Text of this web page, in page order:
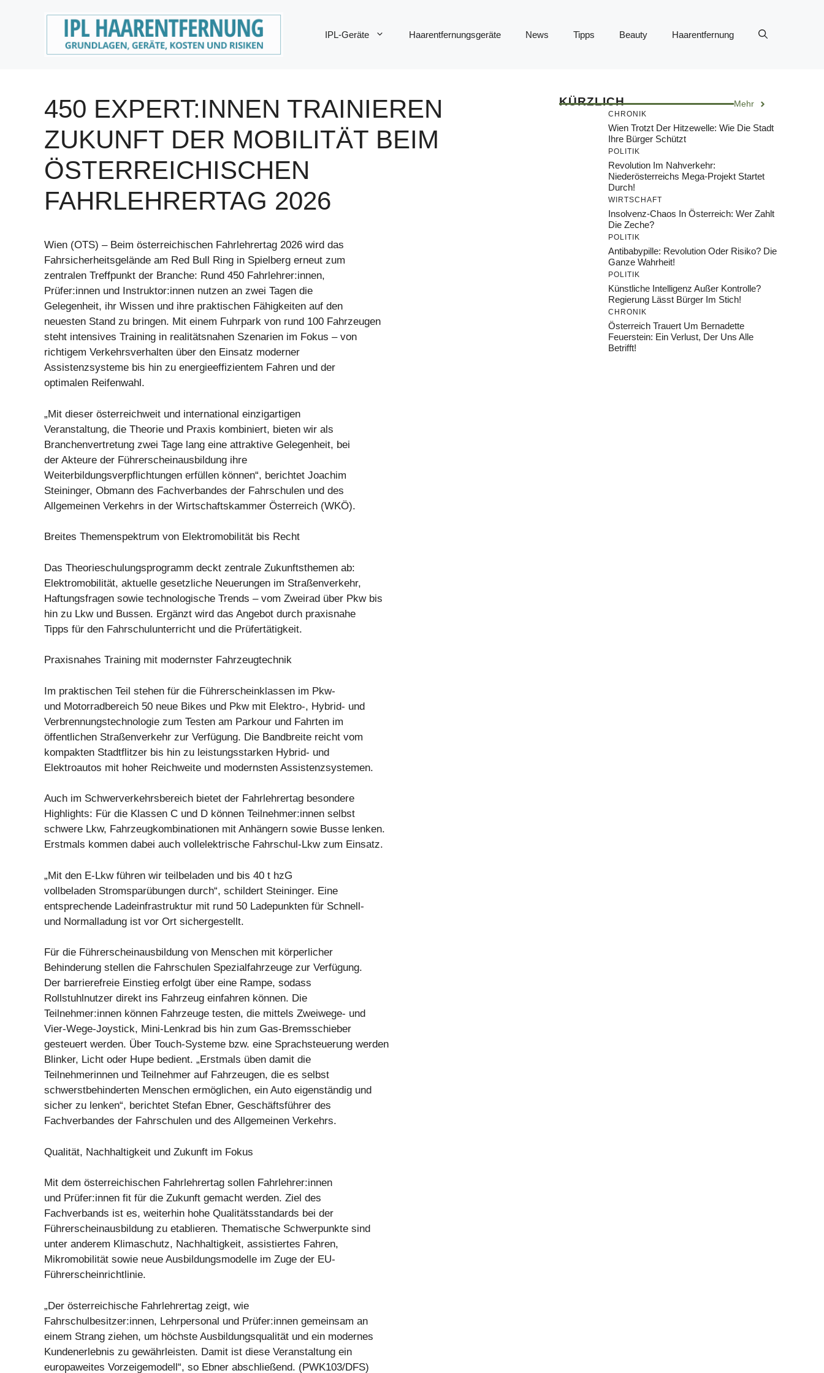
IPL-Geräte Haarentfernungsgeräte News Tipps Beauty Haarentfernung
450 EXPERT:INNEN TRAINIEREN
ZUKUNFT DER MOBILITÄT BEIM
ÖSTERREICHISCHEN
FAHRLEHRERTAG 2026
Wien (OTS) – Beim österreichischen Fahrlehrertag 2026 wird das
Fahrsicherheitsgelände am Red Bull Ring in Spielberg erneut zum
zentralen Treffpunkt der Branche: Rund 450 Fahrlehrer:innen,
Prüfer:innen und Instruktor:innen nutzen an zwei Tagen die
Gelegenheit, ihr Wissen und ihre praktischen Fähigkeiten auf den
neuesten Stand zu bringen. Mit einem Fuhrpark von rund 100 Fahrzeugen
steht intensives Training in realitätsnahen Szenarien im Fokus – von
richtigem Verkehrsverhalten über den Einsatz moderner
Assistenzsysteme bis hin zu energieeffizientem Fahren und der
optimalen Reifenwahl.
„Mit dieser österreichweit und international einzigartigen
Veranstaltung, die Theorie und Praxis kombiniert, bieten wir als
Branchenvertretung zwei Tage lang eine attraktive Gelegenheit, bei
der Akteure der Führerscheinausbildung ihre
Weiterbildungsverpflichtungen erfüllen können“, berichtet Joachim
Steininger, Obmann des Fachverbandes der Fahrschulen und des
Allgemeinen Verkehrs in der Wirtschaftskammer Österreich (WKÖ).
Breites Themenspektrum von Elektromobilität bis Recht
Das Theorieschulungsprogramm deckt zentrale Zukunftsthemen ab:
Elektromobilität, aktuelle gesetzliche Neuerungen im Straßenverkehr,
Haftungsfragen sowie technologische Trends – vom Zweirad über Pkw bis
hin zu Lkw und Bussen. Ergänzt wird das Angebot durch praxisnahe
Tipps für den Fahrschulunterricht und die Prüfertätigkeit.
Praxisnahes Training mit modernster Fahrzeugtechnik
Im praktischen Teil stehen für die Führerscheinklassen im Pkw-
und Motorradbereich 50 neue Bikes und Pkw mit Elektro-, Hybrid- und
Verbrennungstechnologie zum Testen am Parkour und Fahrten im
öffentlichen Straßenverkehr zur Verfügung. Die Bandbreite reicht vom
kompakten Stadtflitzer bis hin zu leistungsstarken Hybrid- und
Elektroautos mit hoher Reichweite und modernsten Assistenzsystemen.
Auch im Schwerverkehrsbereich bietet der Fahrlehrertag besondere
Highlights: Für die Klassen C und D können Teilnehmer:innen selbst
schwere Lkw, Fahrzeugkombinationen mit Anhängern sowie Busse lenken.
Erstmals kommen dabei auch vollelektrische Fahrschul-Lkw zum Einsatz.
„Mit den E-Lkw führen wir teilbeladen und bis 40 t hzG
vollbeladen Stromsparübungen durch“, schildert Steininger. Eine
entsprechende Ladeinfrastruktur mit rund 50 Ladepunkten für Schnell-
und Normalladung ist vor Ort sichergestellt.
Für die Führerscheinausbildung von Menschen mit körperlicher
Behinderung stellen die Fahrschulen Spezialfahrzeuge zur Verfügung.
Der barrierefreie Einstieg erfolgt über eine Rampe, sodass
Rollstuhlnutzer direkt ins Fahrzeug einfahren können. Die
Teilnehmer:innen können Fahrzeuge testen, die mittels Zweiwege- und
Vier-Wege-Joystick, Mini-Lenkrad bis hin zum Gas-Bremsschieber
gesteuert werden. Über Touch-Systeme bzw. eine Sprachsteuerung werden
Blinker, Licht oder Hupe bedient. „Erstmals üben damit die
Teilnehmerinnen und Teilnehmer auf Fahrzeugen, die es selbst
schwerstbehinderten Menschen ermöglichen, ein Auto eigenständig und
sicher zu lenken“, berichtet Stefan Ebner, Geschäftsführer des
Fachverbandes der Fahrschulen und des Allgemeinen Verkehrs.
Qualität, Nachhaltigkeit und Zukunft im Fokus
Mit dem österreichischen Fahrlehrertag sollen Fahrlehrer:innen
und Prüfer:innen fit für die Zukunft gemacht werden. Ziel des
Fachverbands ist es, weiterhin hohe Qualitätsstandards bei der
Führerscheinausbildung zu etablieren. Thematische Schwerpunkte sind
unter anderem Klimaschutz, Nachhaltigkeit, assistiertes Fahren,
Mikromobilität sowie neue Ausbildungsmodelle im Zuge der EU-
Führerscheinrichtlinie.
„Der österreichische Fahrlehrertag zeigt, wie
Fahrschulbesitzer:innen, Lehrpersonal und Prüfer:innen gemeinsam an
einem Strang ziehen, um höchste Ausbildungsqualität und ein modernes
Kundenerlebnis zu gewährleisten. Damit ist diese Veranstaltung ein
europaweites Vorzeigemodell“, so Ebner abschließend. (PWK103/DFS)
KÜRZLICH Mehr
CHRONIK
Wien Trotzt Der Hitzewelle: Wie Die Stadt
Ihre Bürger Schützt
POLITIK
Revolution Im Nahverkehr:
Niederösterreichs Mega-Projekt Startet
Durch!
WIRTSCHAFT
Insolvenz-Chaos In Österreich: Wer Zahlt
Die Zeche?
POLITIK
Antibabypille: Revolution Oder Risiko? Die
Ganze Wahrheit!
POLITIK
Künstliche Intelligenz Außer Kontrolle?
Regierung Lässt Bürger Im Stich!
CHRONIK
Österreich Trauert Um Bernadette
Feuerstein: Ein Verlust, Der Uns Alle
Betrifft!